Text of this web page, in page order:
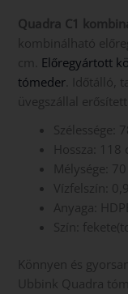
Quadra C1
kombinálható
cm. Előregyártott
tómeder . Időtálló,
üvegszállal
Szélessége:
Hossza: 118
Mélysége:
Vízfelszín:
Anyaga:
Szín:
Könnyen és
Ubbink Quadra